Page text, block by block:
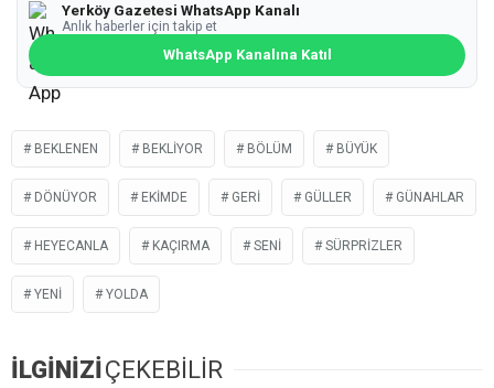
Yerköy Gazetesi WhatsApp Kanalı
Anlık haberler için takip et
WhatsApp Kanalına Katıl
BEKLENEN BEKLIYOR BÖLÜM BÜYÜK
DÖNÜYOR EKIMDE GERI GÜLLER GÜNAHLAR
HEYECANLA KAÇIRMA SENI SÜRPRIZLER
YENI YOLDA
İLGİNİZİ ÇEKEBİLİR